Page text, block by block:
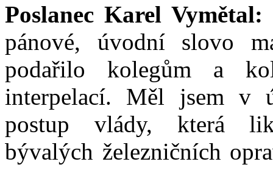
Poslanec Karel Vymětal:
pánové, úvodní slovo
podařilo kolegům a
interpelací. Měl jsem v
postup vlády, která
bývalých železničních